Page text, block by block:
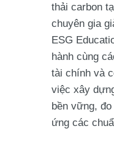
thải carbon
chuyên gia
ESG
hành cùng
tài chính và
việc xây
bền vững,
ứng các